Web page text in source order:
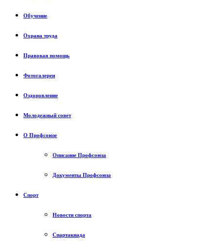
Обучение
Охрана труда
Правовая помощь
Фотогалереи
Оздоровление
Молодежный совет
О Профсоюзе
Описание Профсоюза
Документы Профсоюза
Спорт
Новости спорта
Спартакиада